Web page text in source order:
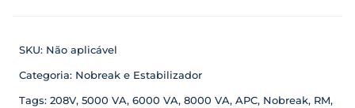
SKU: Não aplicável
Categoria: Nobreak e Estabilizador
Tags: 208V, 5000 VA, 6000 VA, 8000 VA, APC, Nobreak, RM,